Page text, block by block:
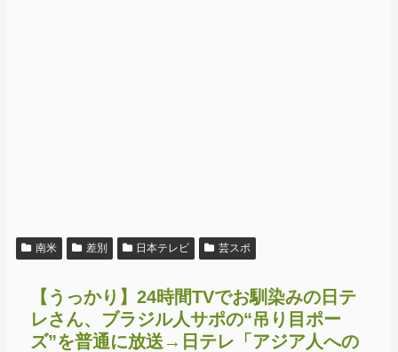
南米 差別 日本テレビ 芸スポ
【うっかり】24時間TVでお馴染みの日テ
レさん、ブラジル人サポの“吊り目ポー
ズ”を普通に放送→日テレ「アジア人への